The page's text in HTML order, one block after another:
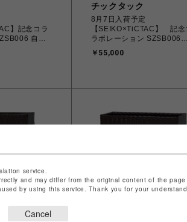
】記念コラ
自動
チックタック
8月7日入荷予定
【SEIKO×TiCTAC】 記念
ラボレーション SZSB006
￥55,000
service.
and may differ from the original content of the page
by using this service. Thank you for your
Cancel